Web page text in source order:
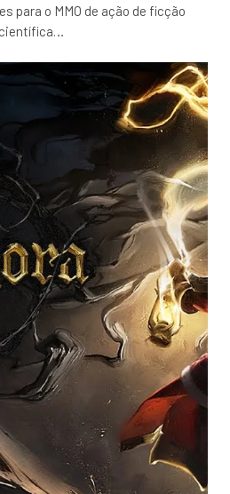
para o MMO de ação de ficção
científica…